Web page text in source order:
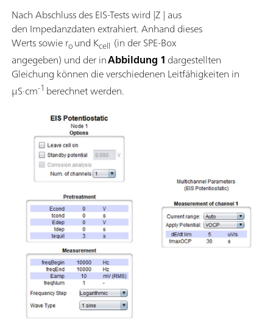
Nach Abschluss des EIS-Tests wird |Z | aus
den Impedanzdaten extrahiert. Anhand dieses
Werts sowie round Kcell (in der SPE-Box
angegeben) und der inAbbildung 1 dargestellten
Gleichung können die verschiedenen Leitfähigkeiten in
µS·cm-1 berechnet werden.